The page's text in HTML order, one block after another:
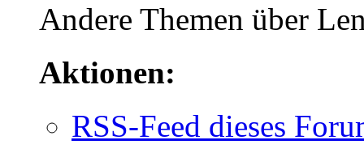
Andere Themen über
Aktionen:
RSS-Feed dieses